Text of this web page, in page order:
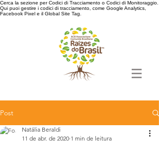
Cerca la sezione per Codici di Tracciamento o Codici di Monitoraggio.
Qui puoi gestire i codici di tracciamento, come Google Analytics,
Facebook Pixel e il Global Site Tag.
Post
Natália Beraldi
11 de abr. de 2020 1 min de leitura